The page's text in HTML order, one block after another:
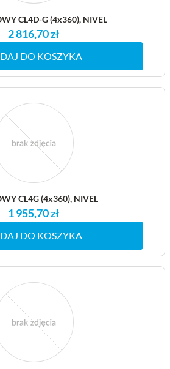
CL4D-G (4x360), NIVEL
2 816,70 zł
DO KOSZYKA
CL4G (4x360), NIVEL
1 955,70 zł
DO KOSZYKA